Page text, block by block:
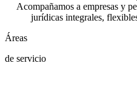
Acompañamos a empresas y
jurídicas integrales,
Áreas
de servicio